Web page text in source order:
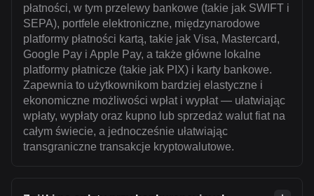
płatności, w tym przelewy bankowe (takie jak SWIFT i
SEPA), portfele elektroniczne, międzynarodowe
platformy płatności kartą, takie jak Visa, Mastercard,
Google Pay i Apple Pay, a także główne lokalne
platformy płatnicze (takie jak PIX) i karty bankowe.
Zapewnia to użytkownikom bardziej elastyczne i
ekonomiczne możliwości wpłat i wypłat — ułatwiając
wpłaty, wypłaty oraz kupno lub sprzedaż walut fiat na
całym świecie, a jednocześnie ułatwiając
transgraniczne transakcje kryptowalutowe.